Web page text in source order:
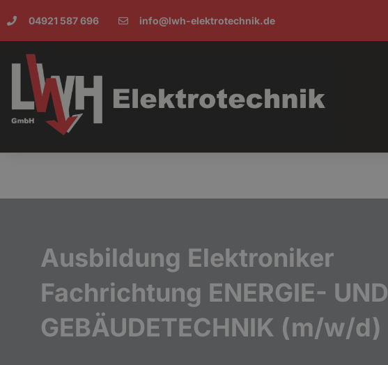
04921 587 696 info@lwh-elektrotechnik.de
Ausbildung Elektroniker
Fachrichtung ENERGIE- UND
GEBÄUDETECHNIK (m/w/d)